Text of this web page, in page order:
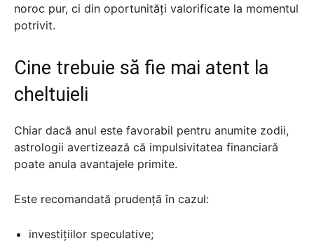
noroc pur, ci din oportunități valorificate la momentul
potrivit.
Cine trebuie să fie mai atent la
cheltuieli
Chiar dacă anul este favorabil pentru anumite zodii,
astrologii avertizează că impulsivitatea financiară
poate anula avantajele primite.
Este recomandată prudență în cazul:
investițiilor speculative;